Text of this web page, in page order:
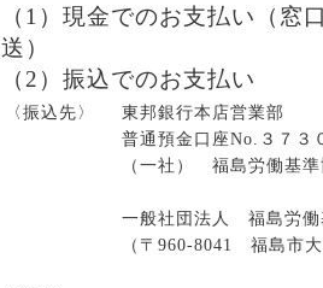
（1）現金でのお支払い（窓
送）
（2）振込でのお支払い
〈振込先〉
東邦銀行本店営業部
普通預金口座No.３７３
（一社） 福島労働基準
一般社団法人 福島労働
（〒960-8041 福島市